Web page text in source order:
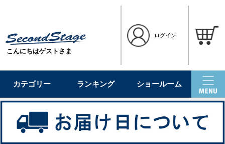
こんにちはゲストさま
ログイン
カテゴリー ランキング ショールーム